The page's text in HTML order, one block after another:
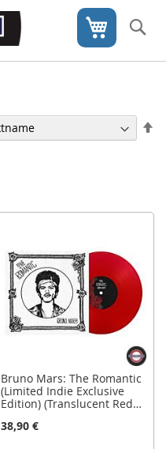
Mein
Bruno Mars: The Romantic
(Limited Indie Exclusive
Edition) (Translucent Red
38,90 €